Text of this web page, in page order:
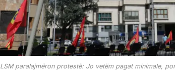
LSM paralajmëron protestë: Jo vetëm pagat minimale,